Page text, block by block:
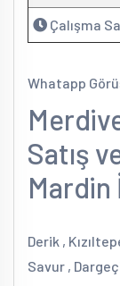
Çalışma
Whatapp
Satış
Derik ,
Savur ,